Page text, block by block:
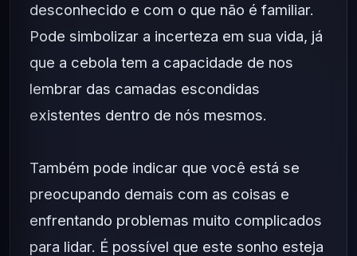
desconhecido e com o que não é familiar.
Pode simbolizar a incerteza em sua vida, já
que a cebola tem a capacidade de nos
lembrar das camadas escondidas
existentes dentro de nós mesmos.
Também pode indicar que você está se
preocupando demais com as coisas e
enfrentando problemas muito complicados
para lidar. É possível que este sonho esteja